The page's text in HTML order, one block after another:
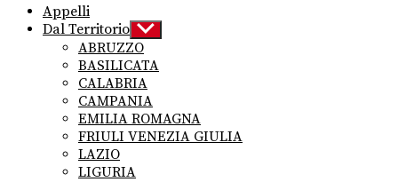
Appelli
Dal Territorio Show
sub
menu
ABRUZZO
BASILICATA
CALABRIA
CAMPANIA
EMILIA ROMAGNA
FRIULI VENEZIA GIULIA
LAZIO
LIGURIA